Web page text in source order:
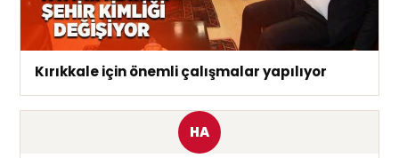
Kırıkkale için önemli çalışmalar yapılıyor
HA